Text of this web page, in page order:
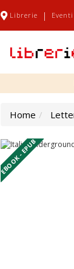
Librerie | Eventi
Home
EBOOK - EPUB